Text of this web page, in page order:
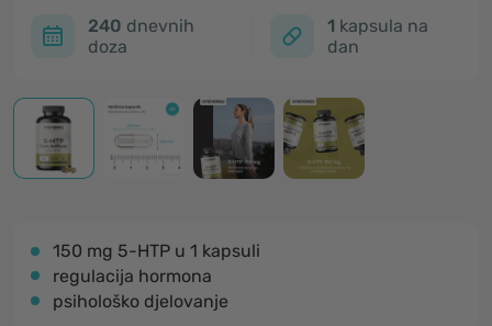
240 dnevnih
doza
1 kapsula na
dan
150 mg 5-HTP u 1 kapsuli
regulacija hormona
psihološko djelovanje